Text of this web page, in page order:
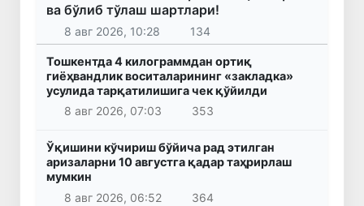
ва бўлиб тўлаш шартлари!
8 авг 2026, 10:28 134
Тошкентда 4 килограммдан ортиқ
гиёҳвандлик воситаларининг «закладка»
усулида тарқатилишига чек қўйилди
8 авг 2026, 07:03
353
Ўқишини кўчириш бўйича рад этилган
аризаларни 10 августга қадар таҳрирлаш
мумкин
8 авг 2026, 06:52
364